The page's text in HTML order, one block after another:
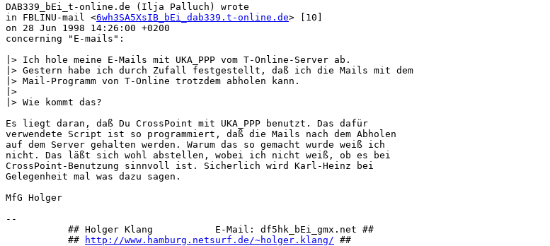
DAB339_bEi_t-online.de (Ilja Palluch) wrote
in FBLINU-mail <6wh3SA5XsIB_bEi_dab339.t-online.de> [10]
on 28 Jun 1998 14:26:00 +0200
concerning "E-mails":
|> Ich hole meine E-Mails mit UKA_PPP vom T-Online-Server ab.
|> Gestern habe ich durch Zufall festgestellt, daß ich die Mails mit dem
|> Mail-Programm von T-Online trotzdem abholen kann.
|>
|> Wie kommt das?
Es liegt daran, daß Du CrossPoint mit UKA_PPP benutzt. Das dafür
verwendete Script ist so programmiert, daß die Mails nach dem Abholen
auf dem Server gehalten werden. Warum das so gemacht wurde weiß ich
nicht. Das läßt sich wohl abstellen, wobei ich nicht weiß, ob es bei
CrossPoint-Benutzung sinnvoll ist. Sicherlich wird Karl-Heinz bei
Gelegenheit mal was dazu sagen.
MfG Holger
--
           ## Holger Klang           E-Mail: df5hk_bEi_gmx.net ##
           ##
http://www.hamburg.netsurf.de/~holger.klang/ ##